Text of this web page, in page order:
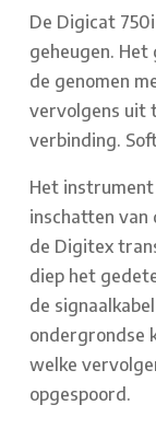
De Digicat
geheugen. Het
de genomen
vervolgens uit
verbinding.
Het
inschatten van
de Digitex
diep het
de
ondergrondse
welke
opgespoord.